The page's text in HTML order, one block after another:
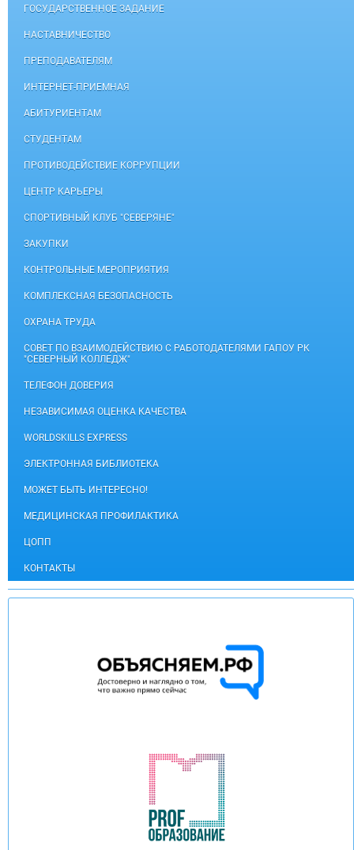
ГОСУДАРСТВЕННОЕ ЗАДАНИЕ
НАСТАВНИЧЕСТВО
ПРЕПОДАВАТЕЛЯМ
ИНТЕРНЕТ-ПРИЕМНАЯ
АБИТУРИЕНТАМ
СТУДЕНТАМ
ПРОТИВОДЕЙСТВИЕ КОРРУПЦИИ
ЦЕНТР КАРЬЕРЫ
СПОРТИВНЫЙ КЛУБ "СЕВЕРЯНЕ"
ЗАКУПКИ
КОНТРОЛЬНЫЕ МЕРОПРИЯТИЯ
КОМПЛЕКСНАЯ БЕЗОПАСНОСТЬ
ОХРАНА ТРУДА
СОВЕТ ПО ВЗАИМОДЕЙСТВИЮ С РАБОТОДАТЕЛЯМИ ГАПОУ РК
"СЕВЕРНЫЙ КОЛЛЕДЖ"
ТЕЛЕФОН ДОВЕРИЯ
НЕЗАВИСИМАЯ ОЦЕНКА КАЧЕСТВА
WORLDSKILLS EXPRESS
ЭЛЕКТРОННАЯ БИБЛИОТЕКА
МОЖЕТ БЫТЬ ИНТЕРЕСНО!
МЕДИЦИНСКАЯ ПРОФИЛАКТИКА
ЦОПП
КОНТАКТЫ